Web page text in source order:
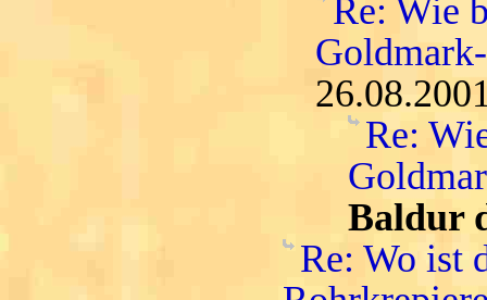
Re: Wie
Re:
Baldur
Re: Wo ist